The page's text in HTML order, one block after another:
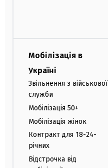
Мобілізація в
Україні
Звільнення з військової
служби
Мобілізація 50+
Мобілізація жінок
Контракт для 18-24-
річних
Відстрочка від